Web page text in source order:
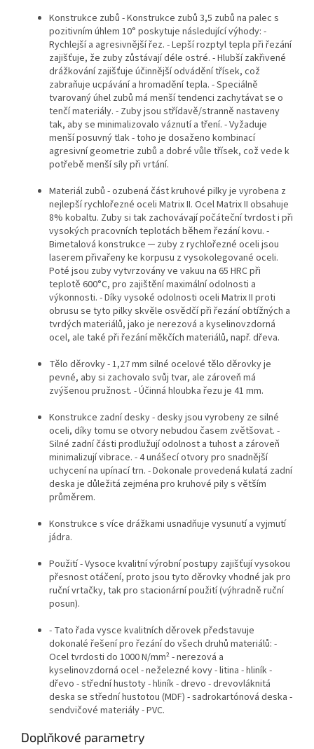
Konstrukce zubů - Konstrukce zubů 3,5 zubů na palec s
pozitivním úhlem 10° poskytuje následující výhody: -
Rychlejší a agresivnější řez. - Lepší rozptyl tepla při řezání
zajišťuje, že zuby zůstávají déle ostré. - Hlubší zakřivené
drážkování zajišťuje účinnější odvádění třísek, což
zabraňuje ucpávání a hromadění tepla. - Speciálně
tvarovaný úhel zubů má menší tendenci zachytávat se o
tenčí materiály. - Zuby jsou střídavě/stranně nastaveny
tak, aby se minimalizovalo váznutí a tření. - Vyžaduje
menší posuvný tlak - toho je dosaženo kombinací
agresivní geometrie zubů a dobré vůle třísek, což vede k
potřebě menší síly při vrtání.
Materiál zubů - ozubená část kruhové pilky je vyrobena z
nejlepší rychlořezné oceli Matrix II. Ocel Matrix II obsahuje
8% kobaltu. Zuby si tak zachovávají počáteční tvrdost i při
vysokých pracovních teplotách během řezání kovu. -
Bimetalová konstrukce ─ zuby z rychlořezné oceli jsou
laserem přivařeny ke korpusu z vysokolegované oceli.
Poté jsou zuby vytvrzovány ve vakuu na 65 HRC při
teplotě 600°C, pro zajištění maximální odolnosti a
výkonnosti. - Díky vysoké odolnosti oceli Matrix II proti
obrusu se tyto pilky skvěle osvědčí při řezání obtížných a
tvrdých materiálů, jako je nerezová a kyselinovzdorná
ocel, ale také při řezání měkčích materiálů, např. dřeva.
Tělo děrovky - 1,27 mm silné ocelové tělo děrovky je
pevné, aby si zachovalo svůj tvar, ale zároveň má
zvýšenou pružnost. - Účinná hloubka řezu je 41 mm.
Konstrukce zadní desky - desky jsou vyrobeny ze silné
oceli, díky tomu se otvory nebudou časem zvětšovat. -
Silné zadní části prodlužují odolnost a tuhost a zároveň
minimalizují vibrace. - 4 unášecí otvory pro snadnější
uchycení na upínací trn. - Dokonale provedená kulatá zadní
deska je důležitá zejména pro kruhové pily s větším
průměrem.
Konstrukce s více drážkami usnadňuje vysunutí a vyjmutí
jádra.
Použití - Vysoce kvalitní výrobní postupy zajišťují vysokou
přesnost otáčení, proto jsou tyto děrovky vhodné jak pro
ruční vrtačky, tak pro stacionární použití (výhradně ruční
posun).
- Tato řada vysce kvalitních děrovek představuje
dokonalé řešení pro řezání do všech druhů materiálů: -
Ocel tvrdosti do 1000 N/mm² - nerezová a
kyselinovzdorná ocel - neželezné kovy - litina - hliník -
dřevo - střední hustoty - hliník - drevo - drevovláknitá
deska se střední hustotou (MDF) - sadrokartónová deska -
sendvičové materiály - PVC.
Doplňkové parametry